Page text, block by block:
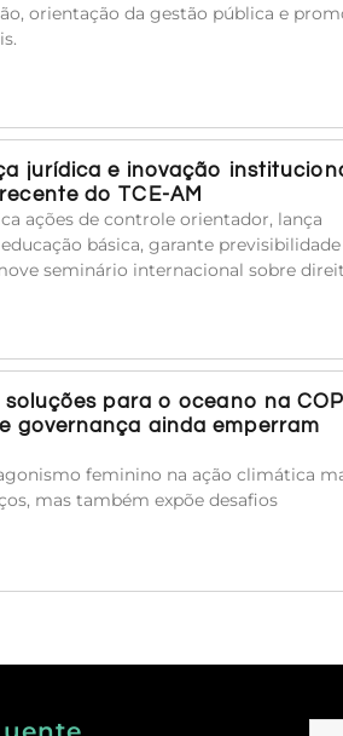
orientação da gestão pública e
jurídica e inovação
do TCE-AM
ações de controle orientador, lança
básica, garante previsibilidade
seminário internacional sobre
soluções para o oceano na
governança ainda emperram
feminino na ação climática
mas também expõe desafios